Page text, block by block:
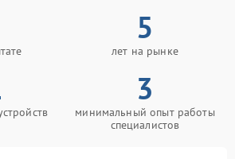
5
лет на рынке
3
минимальный опыт работы
специалистов